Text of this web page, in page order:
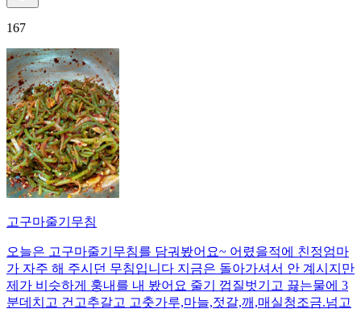
167
고구마줄기무침
오늘은 고구마줄기무침를 담궈봤어요~ 어렸을적에 친정엄마
가 자주 해 주시던 무침입니다 지금은 돌아가셔서 안 계시지만
제가 비슷하게 훙내를 내 봤어요 줄기 껍질벗기고 끓는물에 3
분데치고 건고추갈고 고춧가루,마늘,젓갈,깨,매실청조금.넘고